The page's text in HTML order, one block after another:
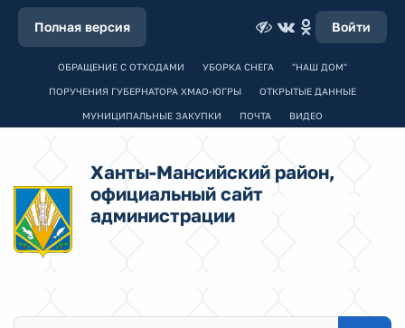
Полная версия Войти
ОБРАЩЕНИЕ С ОТХОДАМИ УБОРКА СНЕГА "НАШ ДОМ"
ПОРУЧЕНИЯ ГУБЕРНАТОРА ХМАО-ЮГРЫ ОТКРЫТЫЕ ДАННЫЕ
МУНИЦИПАЛЬНЫЕ ЗАКУПКИ ПОЧТА ВИДЕО
Ханты-Мансийский район,
официальный сайт
администрации